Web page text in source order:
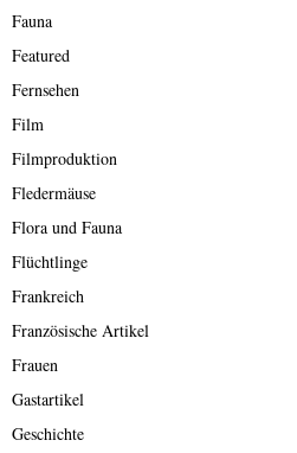
Fauna
Featured
Fernsehen
Film
Filmproduktion
Fledermäuse
Flora und Fauna
Flüchtlinge
Frankreich
Französische Artikel
Frauen
Gastartikel
Geschichte